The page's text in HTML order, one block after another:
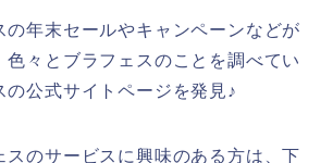
の年末セールやキャンペーンなどが
色々とブラフェスのことを調べてい
の公式サイトページを発見♪
スのサービスに興味のある方は、下